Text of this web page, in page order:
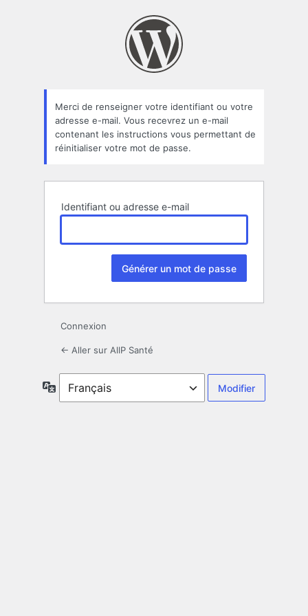
oublié
Merci de renseigner votre identifiant ou votre
adresse e-mail. Vous recevrez un e-mail
contenant les instructions vous permettant de
réinitialiser votre mot de passe.
Identifiant ou adresse e-mail
Connexion
← Aller sur AllP Santé
Langue